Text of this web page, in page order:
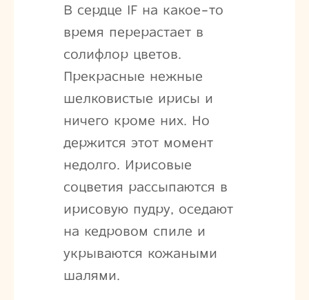
В сердце IF на какое-то
время перерастает в
солифлор цветов.
Прекрасные нежные
шелковистые ирисы и
ничего кроме них. Но
держится этот момент
недолго. Ирисовые
соцветия рассыпаются в
ирисовую пудру, оседают
на кедровом спиле и
укрываются кожаными
шалями.